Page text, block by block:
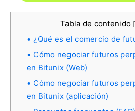
Tabla de contenido [
¿Qué es el comercio de
Cómo negociar futuros
en Bitunix (Web)
Cómo negociar futuros
en Bitunix (aplicación)